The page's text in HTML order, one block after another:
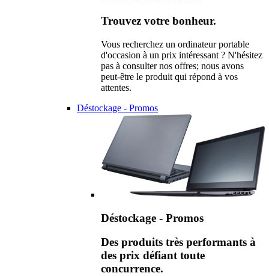
Trouvez votre bonheur.
Vous recherchez un ordinateur portable
d'occasion à un prix intéressant ? N'hésitez
pas à consulter nos offres; nous avons
peut-être le produit qui répond à vos
attentes.
Déstockage - Promos
Déstockage - Promos
Des produits très performants à
des prix défiant toute
concurrence.